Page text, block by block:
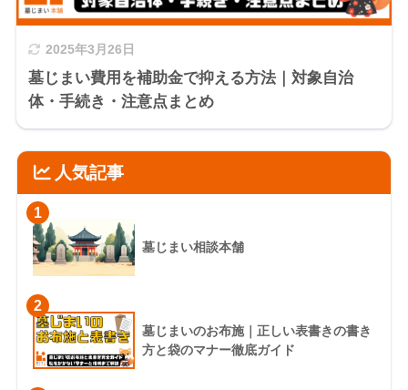
2025年3月26日
墓じまい費用を補助金で抑える方法｜対象自治
体・手続き・注意点まとめ
人気記事
1
墓じまい相談本舗
2
墓じまいのお布施｜正しい表書きの書き
方と袋のマナー徹底ガイド